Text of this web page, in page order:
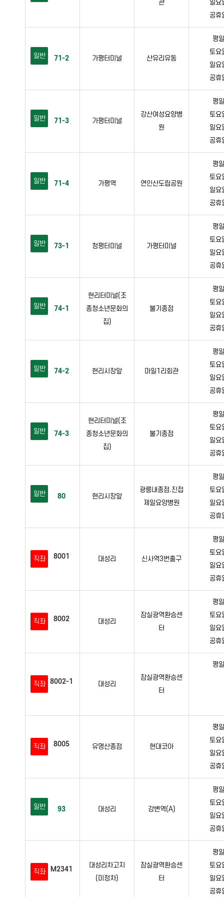
관
일
공
일반 71-2 가평터미널 산유리유동
평
토
일
공
일반 71-3 가평터미널
강산여성요양병
원
평
토
일
공
일반 71-4 가평역 연인산도립공원
평
토
일
공
일반 73-1 청평터미널 가평터미널
평
토
일
공
일반 74-1
현리터미널(조
종청소년문화의
집)
불기종점
평
토
일
공
일반 74-2 현리시장앞 마일1리회관
평
토
일
공
일반 74-3
현리터미널(조
종청소년문화의
집)
불기종점
평
토
일
공
일반 80 현리시장앞
광릉내종점.진접
제일요양병원
평
토
일
공
직좌 8001 대성리 신사역3번출구
평
토
일
공
직좌 8002 대성리
잠실광역환승센
터
평
토
일
공
직좌 8002-1 대성리
잠실광역환승센
터
평
직좌 8005 유명산종점 현대코아
평
토
일
공
일반 93 대성리 강변역(A)
평
토
일
공
직좌 M2341
대성리차고지
(미정차)
잠실광역환승센
터
평
토
일
공